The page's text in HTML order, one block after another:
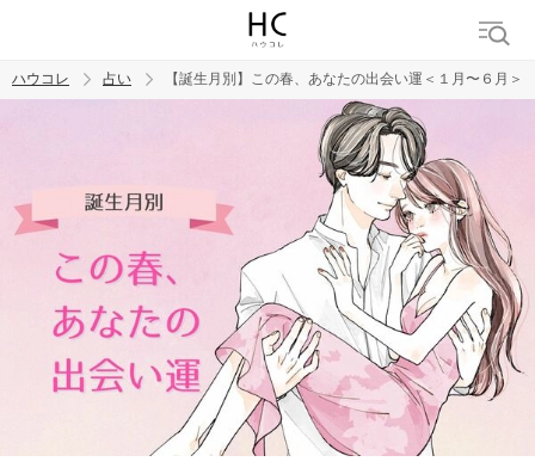
トレンド ワード
ハウコレ 占い 【誕生月別】この春、あなたの出会い運＜１月〜６月＞